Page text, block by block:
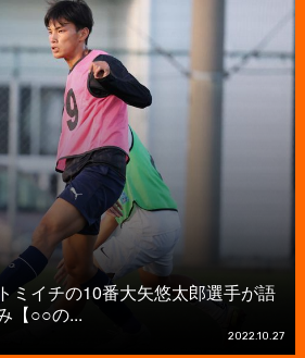
ミイチの10番大矢悠太郎選手が語
【○○の...
2022.10.27